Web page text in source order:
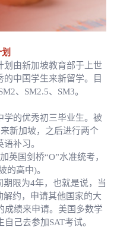
由新加坡教育部于上世
中国学生来新留学。目
、SM2.5、SM3。
的优秀初三毕业生。被
新加坡，之后进行两个
补习。
国剑桥“O”水准统考，
的高中)。
限为4年，也就是说，当
解约，申请其他国家的大
成绩来申请。美国多数学
己去参加SAT考试。